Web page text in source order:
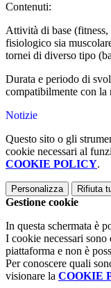
Contenuti:
Attività di base
fisiologico sia
tornei di diverso tipo
Durata e periodo di
compatibilmente con la
Notizie
Questo sito o gli
cookie necessari al
COOKIE POLICY.
Personalizza Rifiuta
Gestione cookie
In questa schermata è
I cookie necessari
piattaforma e non è
Per conoscere quali
visionare la COOKIE